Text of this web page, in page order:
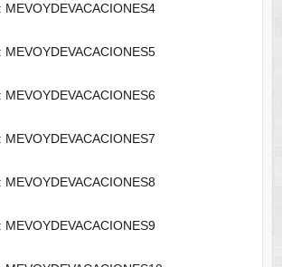
MEVOYDEVACACIONES4
MEVOYDEVACACIONES5
MEVOYDEVACACIONES6
MEVOYDEVACACIONES7
MEVOYDEVACACIONES8
MEVOYDEVACACIONES9